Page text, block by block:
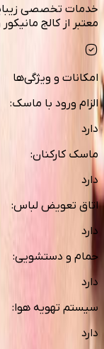
خدمات تخصصی
معتبر از کالج
امکانات و ویژگی‌ها
الزام ورود با ماسک:
دارد
ماسک کارکنان:
دارد
اتاق تعویض لباس:
دارد
حمام و دستشویی:
دارد
سیستم تهویه هوا:
دارد